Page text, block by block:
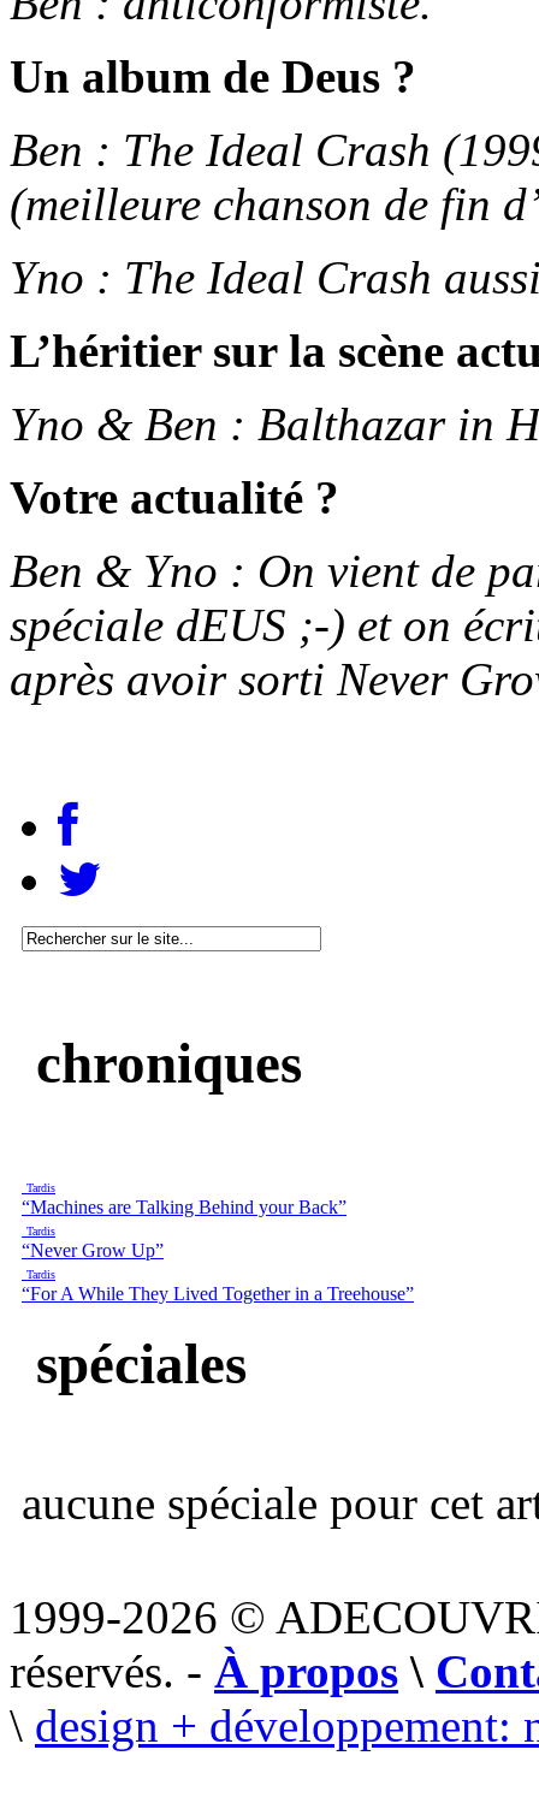
Un album de Deus ?
Ben : The Ideal Crash
(meilleure chanson de fin
Yno : The Ideal Crash
L’héritier sur la scène
Yno & Ben : Balthazar in
Votre actualité ?
Ben & Yno : On vient de
spéciale dEUS ;-) et on
après avoir sorti Never
chroniques
Tardis
“Machines are Talking Behind your Back”
Tardis
“Never Grow Up”
Tardis
“For A While They Lived Together in a Treehouse”
spéciales
aucune spéciale pour cet
1999-2026 ©
réservés. - À propos \
\ design + développement: